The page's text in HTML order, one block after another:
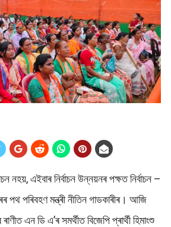
নহয়, এইবাৰ নিৰ্বাচন উন্নয়নৰ পক্ষত নিৰ্বাচন –
পথ পৰিবহণ মন্ত্ৰী নীতিন গাডকাৰীৰ। আজি
ৰাণীত এন ডি এ’ৰ সমৰ্থীত বিজেপি প্ৰাৰ্থী হিমাংশু